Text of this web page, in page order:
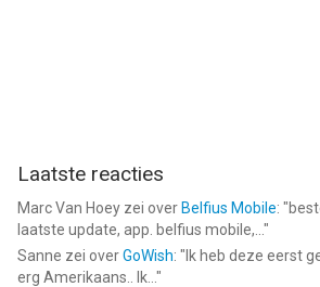
Laatste reacties
Marc Van Hoey zei over Belfius Mobile: "
laatste update, app. belfius mobile,... "
Sanne zei overGoWish: " Ik heb deze eerst
erg Amerikaans.. Ik... "